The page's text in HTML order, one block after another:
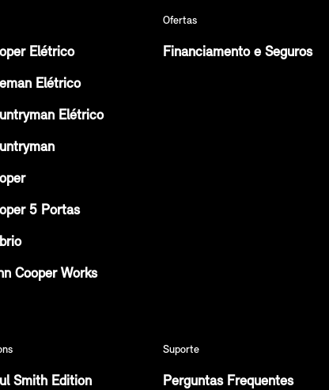
Elétrico
Elétrico
Elétrico
5 Portas
Cooper Works
Ofertas
Financiamento e Seguros
Smith Edition
Suporte
Perguntas Frequentes